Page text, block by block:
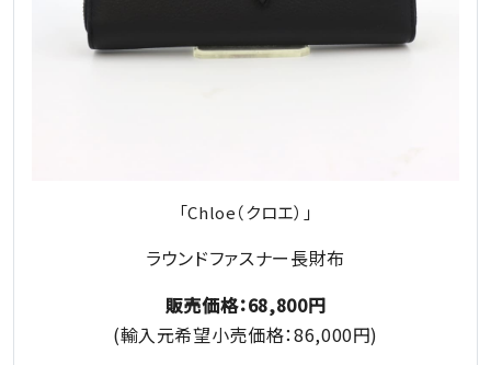
「Chloe（クロエ）」
ラウンドファスナー長財布
販売価格：68,800円
(輸入元希望小売価格：86,000円)